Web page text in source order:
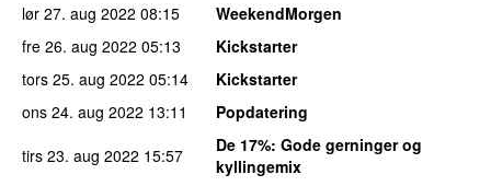
lør 27. aug 2022 08:15
WeekendMorgen
fre 26. aug 2022 05:13
Kickstarter
tors 25. aug 2022 05:14
Kickstarter
ons 24. aug 2022 13:11
Popdatering
tirs 23. aug 2022 15:57 De 17%: Gode gerninger og
kyllingemix